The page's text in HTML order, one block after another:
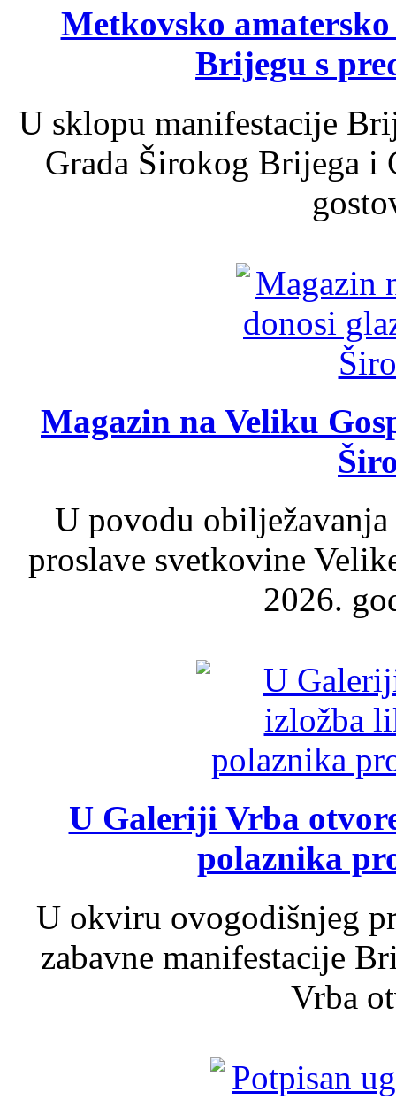
Metkovsko
Brijegu s
U sklopu manifestacije
Grada Širokog Brijega
Magazin na Veliku
U povodu
proslave svetkovine
2026.
U Galeriji Vrba
polaznika
U okviru ovogodišnjeg
zabavne manifestacije
Vrba